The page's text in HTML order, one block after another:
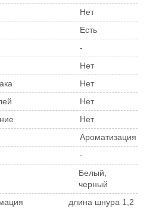
Нет
Есть
-
Нет
Нет
Нет
Нет
Ароматизация
-
Белый,
черный
длина шнура 1,2